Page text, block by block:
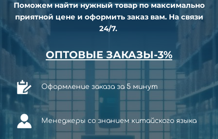
Поможем найти нужный товар по максимально
приятной цене и оформить заказ вам. На связи
24/7.
ОПТОВЫЕ ЗАКАЗЫ-3%
Оформление заказа за 5 минут
Менеджеры со знанием китайского языка